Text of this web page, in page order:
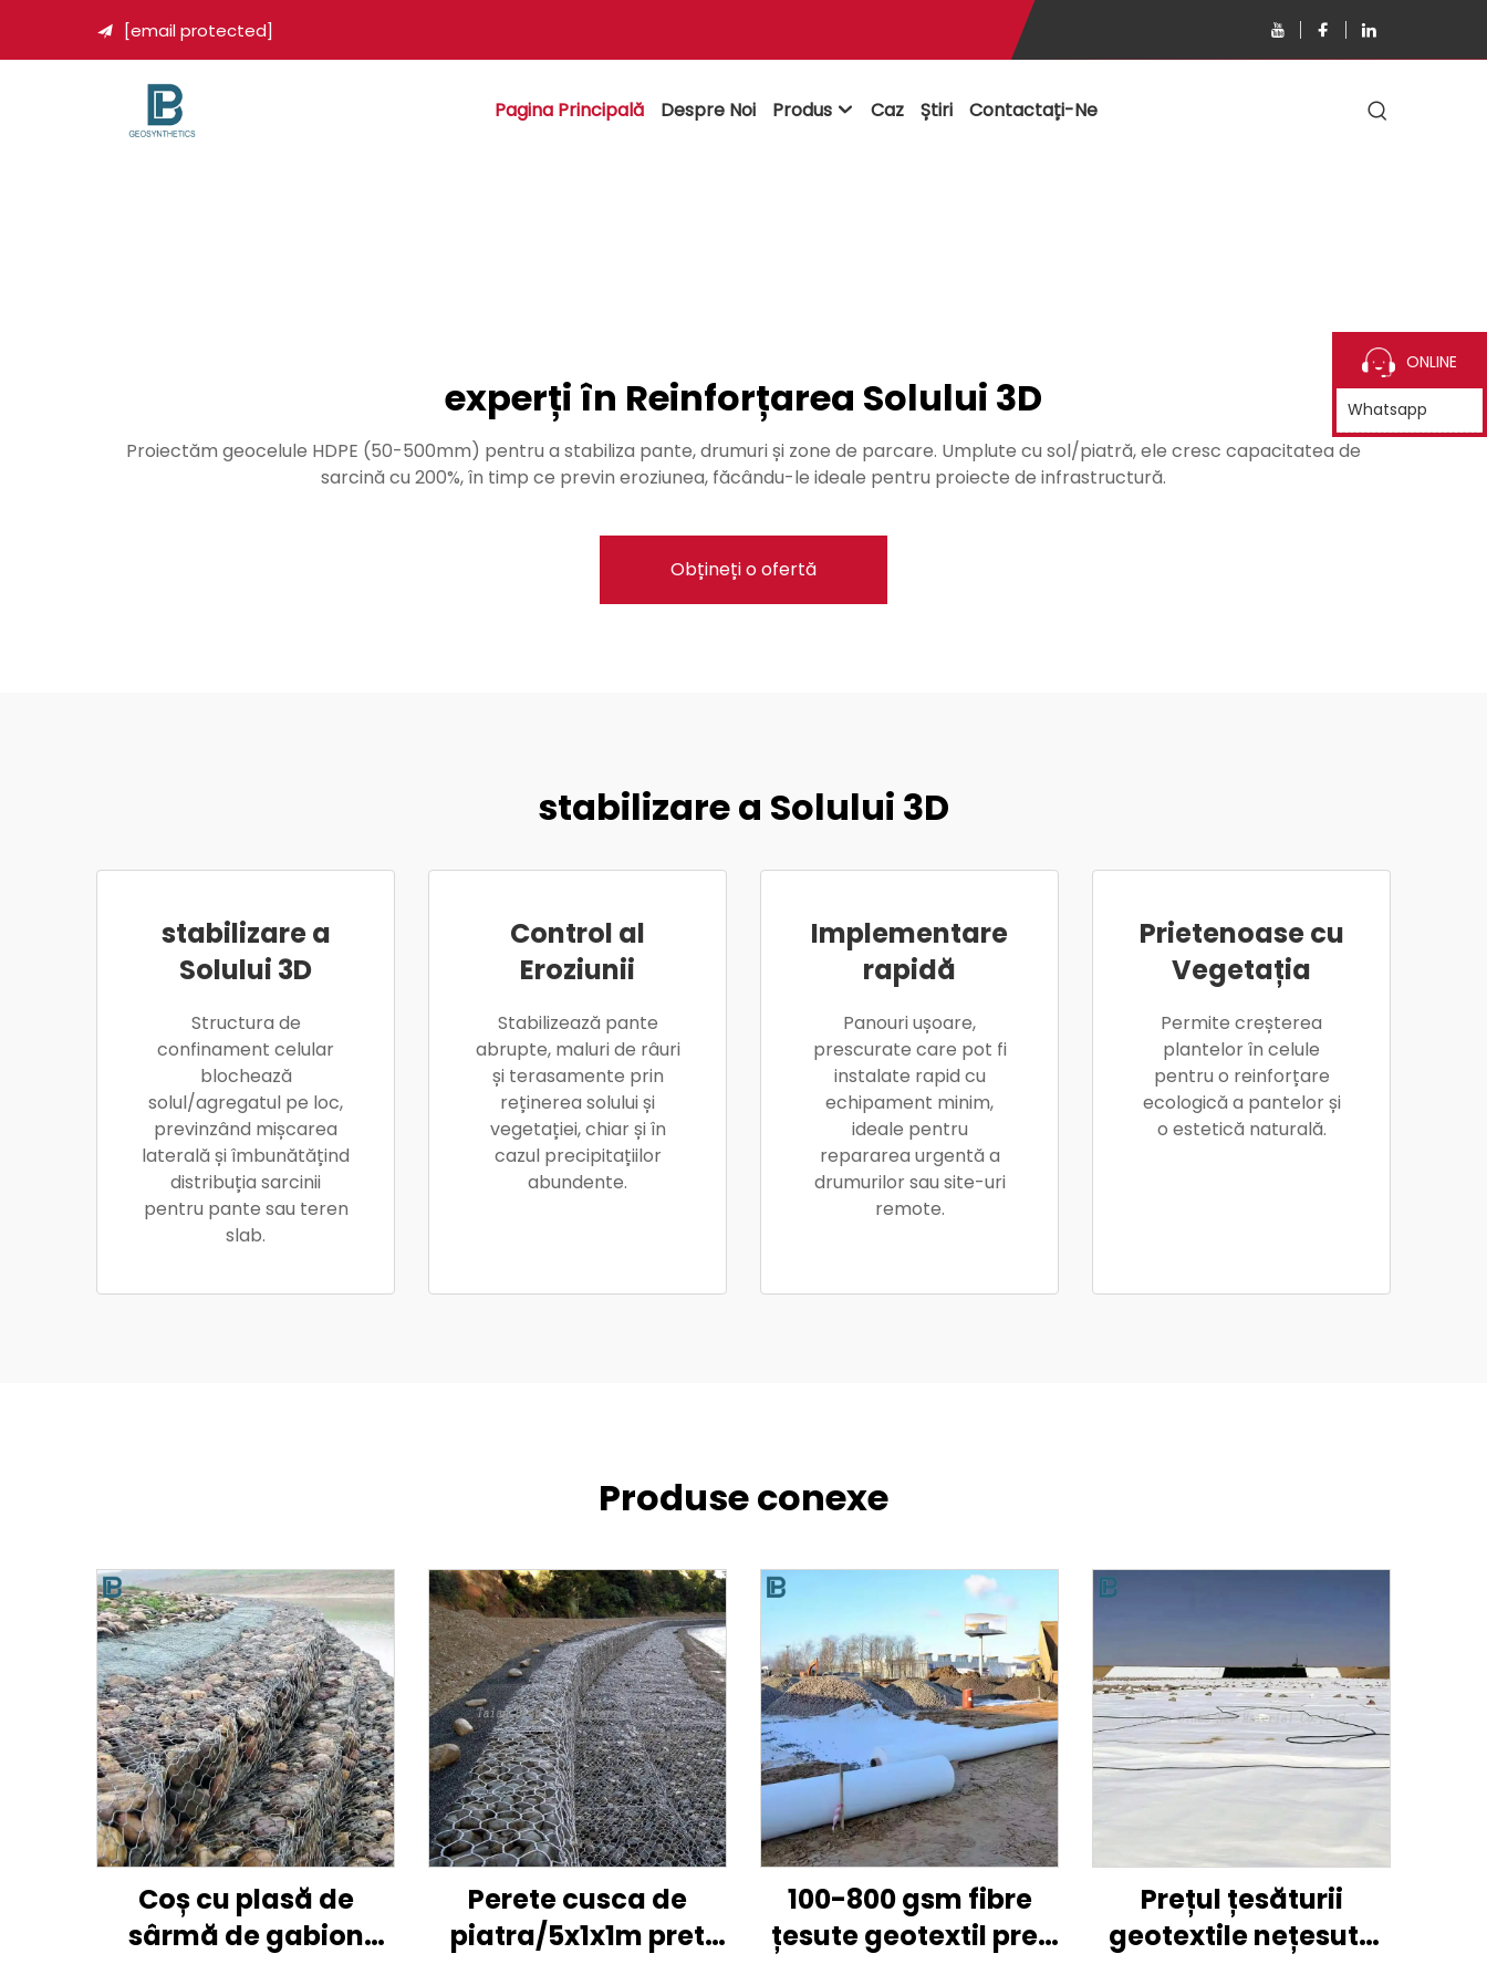
 [email protected]
Pagina Principală Despre Noi Produs  Caz Știri Contactați-Ne
experți în Reinforțarea Solului 3D
Proiectăm geocelule HDPE (50-500mm) pentru a stabiliza pante, drumuri și zone de parcare. Umplute cu sol/piatră, ele cresc capacitatea de
sarcină cu 200%, în timp ce previn eroziunea, făcându-le ideale pentru proiecte de infrastructură.
Obțineți o ofertă
stabilizare a Solului 3D
stabilizare a
Solului 3D
Structura de
confinament celular
blochează
solul/agregatul pe loc,
previnzând mișcarea
laterală și îmbunătățind
distribuția sarcinii
pentru pante sau teren
slab.
Control al
Eroziunii
Stabilizează pante
abrupte, maluri de râuri
și terasamente prin
reținerea solului și
vegetației, chiar și în
cazul precipitațiilor
abundente.
Implementare
rapidă
Panouri ușoare,
prescurate care pot fi
instalate rapid cu
echipament minim,
ideale pentru
repararea urgentă a
drumurilor sau site-uri
remote.
Prietenoase cu
Vegetația
Permite creșterea
plantelor în celule
pentru o reinforțare
ecologică a pantelor și
o estetică naturală.
Produse conexe
Coș cu plasă de
sârmă de gabion
Perete cusca de
piatra/5x1x1m pret
100-800 gsm fibre
țesute geotextil preț
Prețul țesăturii
geotextile nețesute
ONLINE
Whatsapp